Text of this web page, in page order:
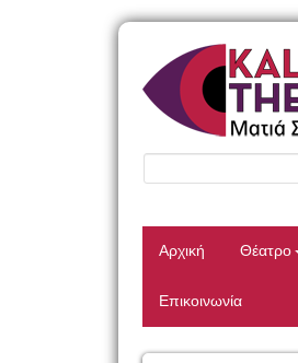
Αρχική Θέατρο
Επικοινωνία